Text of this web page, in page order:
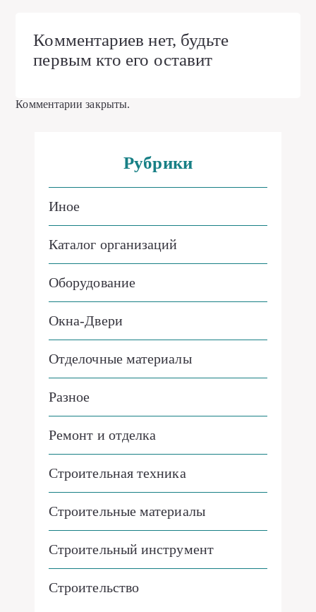
Комментариев нет, будьте
первым кто его оставит
Комментарии закрыты.
Рубрики
Иное
Каталог организаций
Оборудование
Окна-Двери
Отделочные материалы
Разное
Ремонт и отделка
Строительная техника
Строительные материалы
Строительный инструмент
Строительство